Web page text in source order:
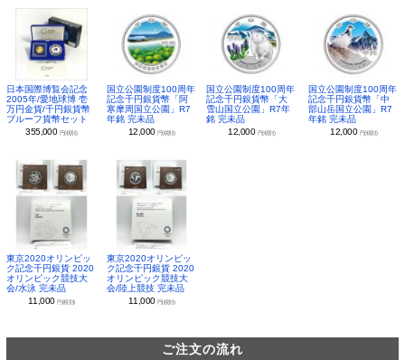
日本国際博覧会記念
2005年/愛地球博 壱
万円金貨/千円銀貨幣
プルーフ貨幣セット
355,000 円(税別)
国立公園制度100周年
記念千円銀貨幣「阿
寒摩周国立公園」R7
年銘 完未品
12,000 円(税別)
国立公園制度100周年
記念千円銀貨幣「大
雪山国立公園」R7年
銘 完未品
12,000 円(税別)
国立公園制度100周年
記念千円銀貨幣「中
部山岳国立公園」R7
年銘 完未品
12,000 円(税別)
東京2020オリンピッ
ク記念千円銀貨 2020
オリンピック競技大
会/水泳 完未品
11,000円(税別)
東京2020オリンピッ
ク記念千円銀貨 2020
オリンピック競技大
会/陸上競技 完未品
11,000 円(税別)
ご注文の流れ